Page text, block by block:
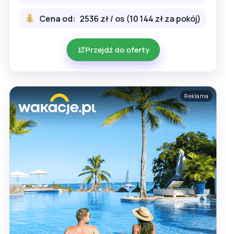
Cena od: 2536 zł / os (10 144 zł za pokój)
Przejdź do oferty
Reklama